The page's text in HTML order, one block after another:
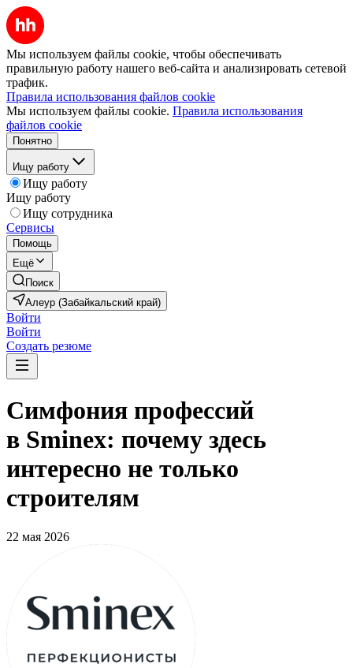
Мы используем файлы cookie, чтобы обеспечивать
правильную работу нашего веб-сайта и анализировать сетевой
трафик.
Правила использования файлов cookie
Мы используем файлы cookie. Правила использования
файлов cookie
Понятно
Ищу работу
Ищу работу
Ищу работу
Ищу сотрудника
Сервисы
Помощь
Ещё
Поиск
Алеур (Забайкальский край)
Войти
Войти
Создать резюме
Симфония профессий
в Sminex: почему здесь
интересно не только
строителям
22 мая 2026